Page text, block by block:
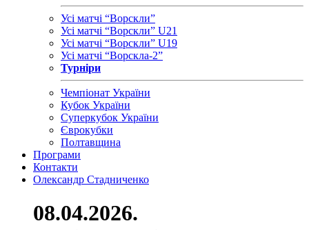
Усі матчі “Ворскли”
Усі матчі “Ворскли” U21
Усі матчі “Ворскли” U19
Усі матчі “Ворскла-2”
Турніри
Чемпіонат України
Кубок України
Суперкубок України
Єврокубки
Полтавщина
Програми
Контакти
Олександр Стадниченко
08.04.2026.